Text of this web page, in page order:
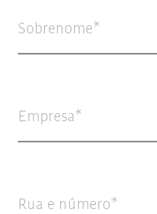
Sobrenome
Empresa
Rua e número